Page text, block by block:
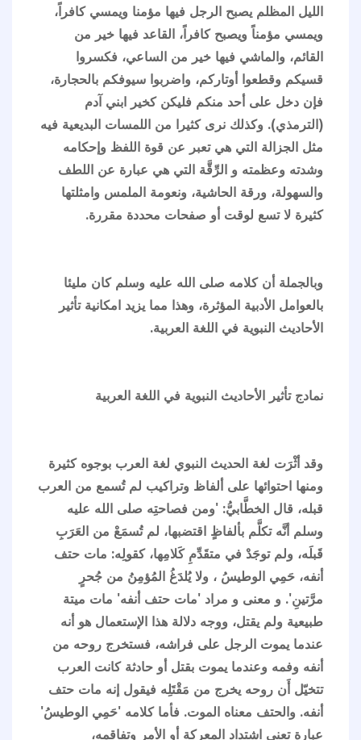
الليل المظلم يصبح الرجل فيها مؤمنا ويمسي كافراً،
ويمسي مؤمناً ويصبح كافراً، القاعد فيها خير من
القائم، والماشي فيها خير من الساعي، فكسروا
قسيكم وقطعوا أوتاركم، واضربوا سيوفكم بالحجارة،
فإن دخل على أحد منكم فليكن كخير ابني آدم
(الترمذي). وكذلك نرى كثيرا من اللمسات البديعية فيه
مثل الجزالة التي هي تعبر عن قوة اللفظ وإحكامه
وشدته وعظمته و الرِّقَّة التي هي عبارة عن اللطف
والسهولة، ورقة الحاشية، ونعومة الملمس وامثلتها
كثيرة لا تسع لوقت أو صفحات محددة مقررة.
وبالجملة أن كلامه صلى الله عليه وسلم كان مليئا
بالعوامل الأدبية المؤثرة، وهذا مما يزيد امكانية تأثير
الأحاديث النبوية في اللغة العربية.
نمادج تأثير الأحاديث النبوية في اللغة العربية
وقد أثْرَت لغة الحديث النبوي لغة العرب بوجوه كثيرة
ومنها احتوائها على ألفاظ وتراكيب لم تُسمع من العرب
قبله، قال الخطَّابيُّ: 'ومن فصاحتِه صلى الله عليه
وسلم أنَّه تكلَّم بألفاظٍ اقتضبها، لم تُسمَعْ من العَرَبِ
قَبلَه، ولم توجَدْ في متقَدِّمِ كَلامِها، كقولِه: مات حتف
أنفه، حَمِي الوطيسُ ، ولا يُلدَغُ المُؤمِنُ من جُحرٍ
مرَّتينِ'. و معنى و مراد 'مات حتف أنفه' مات ميتة
طبيعية ولم يقتل، ووجه دلالة هذا الإستعمال هو أنه
عندما يموت الرجل على فراشه، فستخرج روحه من
أنفه وفمه وعندما يموت بقتل أو حادثة كانت العرب
تتخيّل أَن روحه يخرج من مَقْتَلِه فيقول إنه مات حتف
أنفه. والحتف معناه الموت. فأما كلامه 'حَمِي الوطيسُ'
عبارة تعني اشتداد المعركة أو الأمر وتفاقمه،